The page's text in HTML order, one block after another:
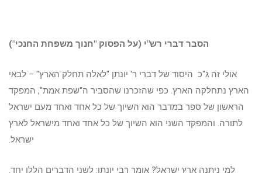
הסבר דברי רש"י (על הפסוק "חנוך משפחת החנכי")
אולי זה ג"כ היסוד של דברי ר' יונתן "לאלה תחלק הארץ" – לבאי
הארץ נתחלקה הארץ. כפי שהזכרנו שהסביר ה"שפת אמת", המפקד
הראשון של ספר במדבר הוא השיוך של כל אחד ואחד מעם ישראל
לתורה. והמפקד השני הוא השיוך של כל אחד ואחד מישראל לארץ
ישראל.
למי ניתנה ארץ ישראל? אומר רבי יונתן: לשני הדברים הללו יחד.